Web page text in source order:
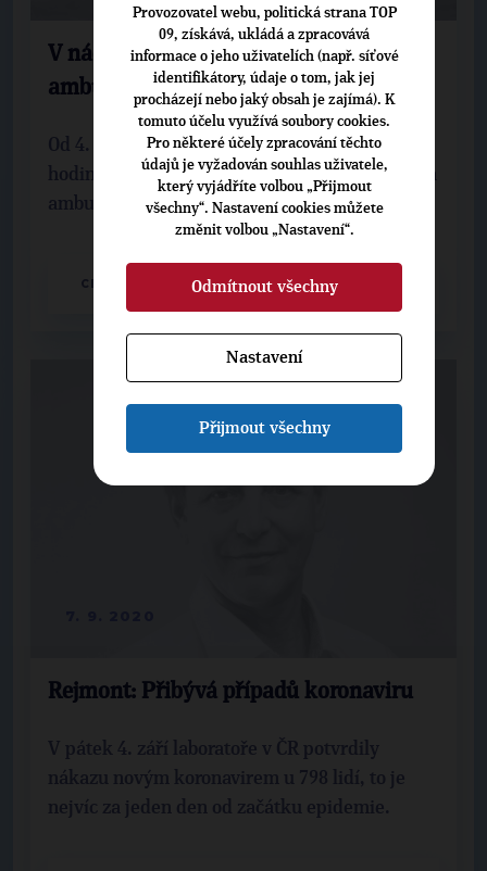
V náchodské nemocnici se otevřela
ambulance pro léčbu bolesti
Od 4. září je každý pátek mezi 8:00 a 14:00
hodinou v náchodské nemocnici otevřena nová
ambulance pro léčbu bolesti. Slouží pacientů...
CELÝ ČLÁNEK
Rejmont: Přibývá případů koronaviru
V pátek 4. září laboratoře v ČR potvrdily
nákazu novým koronavirem u 798 lidí, to je
nejvíc za jeden den od začátku epidemie.
Provozovatel webu, politická strana TOP
09, získává, ukládá a zpracovává
informace o jeho uživatelích (např. síťové
identifikátory, údaje o tom, jak jej
procházejí nebo jaký obsah je zajímá). K
tomuto účelu využívá soubory cookies.
Pro některé účely zpracování těchto
údajů je vyžadován souhlas uživatele,
který vyjádříte volbou „Přijmout
všechny“. Nastavení cookies můžete
změnit volbou „Nastavení“.
Odmítnout všechny
Nastavení
Přijmout všechny